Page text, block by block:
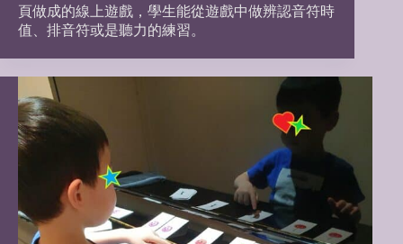
頁做成的線上遊戲，學生能從遊戲中做辨認音符時
值、排音符或是聽力的練習。